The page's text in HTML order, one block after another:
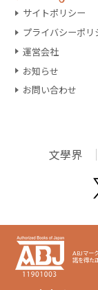
サイトポリシー
プライバシーポリ
運営会社
お知らせ
お問い合わせ
文學界
ABJマー
諾を得た